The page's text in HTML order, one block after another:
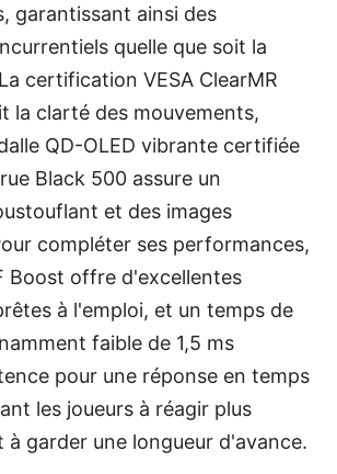
garantissant ainsi des
quelle que soit la
certification VESA ClearMR
la clarté des mouvements,
QD-OLED vibrante certifiée
Black 500 assure un
et des images
compléter ses performances,
Boost offre d'excellentes
à l'emploi, et un temps de
faible de 1,5 ms
pour une réponse en temps
les joueurs à réagir plus
à garder une longueur d'avance.